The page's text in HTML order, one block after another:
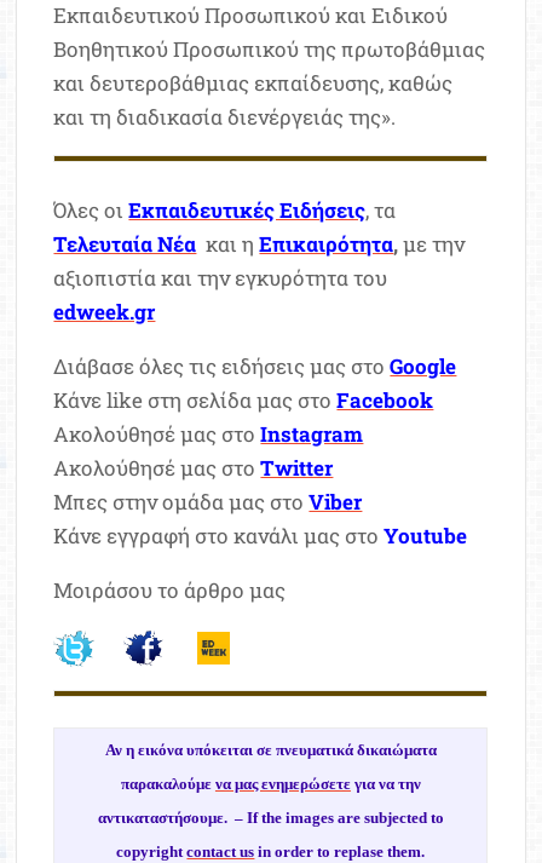
Εκπαιδευτικού Προσωπικού και Ειδικού
Βοηθητικού Προσωπικού της πρωτοβάθμιας
και δευτεροβάθμιας εκπαίδευσης, καθώς
και τη διαδικασία διενέργειάς της».
Όλες οιΕκπαιδευτικές Ειδήσεις, τα
Τελευταία Νέα και ηΕπικαιρότητα,με την
αξιοπιστία και την εγκυρότητα του
edweek.gr
Διάβασε όλες τις ειδήσεις μας στοGoogle
Κάνε like στη σελίδα μας στοFacebook
Ακολούθησέ μας στοInstagram
Ακολούθησέ μας στοTwitter
Μπες στην ομάδα μας στοViber
Κάνε εγγραφή στο κανάλι μας στοYoutube
Μοιράσου το άρθρο μας
Αν η εικόνα υπόκειται σε πνευματικά δικαιώματα
παρακαλούμε να μας ενημερώσετεγια να την
αντικαταστήσουμε. – If the images are subjected to
copyrightcontact us in order to replase them.